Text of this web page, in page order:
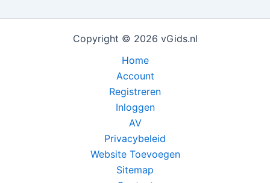
Copyright © 2026 vGids.nl
Home
Account
Registreren
Inloggen
AV
Privacybeleid
Website Toevoegen
Sitemap